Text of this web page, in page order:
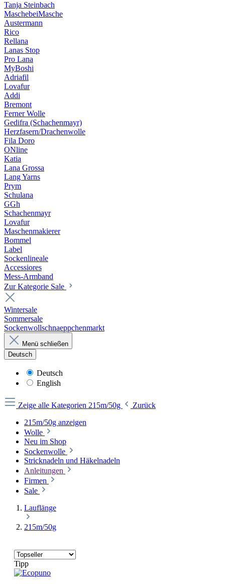
Tanja Steinbach
MaschebeiMasche
Austermann
Rico
Rellana
Lanas Stop
Pro Lana
MyBoshi
Adriafil
Lovafur
Addi
Bremont
Ferner Wolle
Gedifra (Schachenmayr)
Herzfasern/Drachenwolle
Fila Doro
ONline
Katia
Lana Grossa
Lang Yarns
Prym
Schulana
GGh
Schachenmayr
Lovafur
Maschenmakierer
Bommel
Label
Sockenlineale
Accessiores
Mess-Armband
Zur Kategorie Sale
Wintersale
Sommersale
Sockenwollschnaeppchenmarkt
Menü schließen
Deutsch
Deutsch
English
Zeige alle Kategorien 215m/50g
Zurück
215m/50g anzeigen
Wolle
Neu im Shop
Sockenwolle
Stricknadeln und Häkelnadeln
Anleitungen
Firmen
Sale
Lauflänge
215m/50g
Tipp